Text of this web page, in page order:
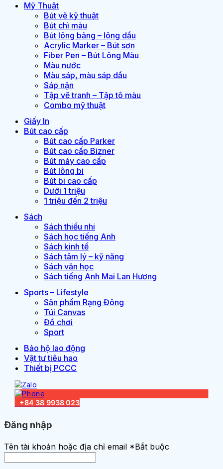
Mỹ Thuật
Bút vẽ kỹ thuật
Bút chì màu
Bút lông bảng – lông dầu
Acrylic Marker – Bút sơn
Fiber Pen – Bút Lông Màu
Màu nước
Màu sáp, màu sáp dầu
Sáp nặn
Tập vẽ tranh – Tập tô màu
Combo mỹ thuật
Giấy In
Bút cao cấp
Bút cao cấp Parker
Bút cao cấp Bizner
Bút máy cao cấp
Bút lông bi
Bút bi cao cấp
Dưới 1 triệu
1 triệu đến 2 triệu
Sách
Sách thiếu nhi
Sách học tiếng Anh
Sách kinh tế
Sách tâm lý – kỹ năng
Sách văn học
Sách tiếng Anh Mai Lan Hương
Sports – Lifestyle
Sản phẩm Rạng Đông
Túi Canvas
Đồ chơi
Sport
Bảo hộ lao động
Vật tư tiêu hao
Thiết bị PCCC
Đăng nhập
Tên tài khoản hoặc địa chỉ email *Bắt buộc